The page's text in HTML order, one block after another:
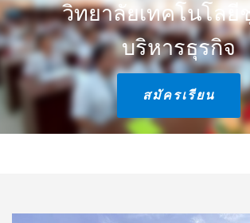
วิทยาลัยเทคโนโลยี
บริหารธุรกิจ
สมัครเรียน